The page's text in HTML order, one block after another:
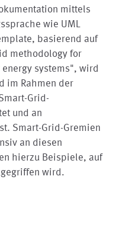
mittels
wie UML
basierend auf
methodology for
systems", wird
im Rahmen der
Grid-
und an
Smart-Grid-Gremien
an diesen
hierzu Beispiele, auf
wird.